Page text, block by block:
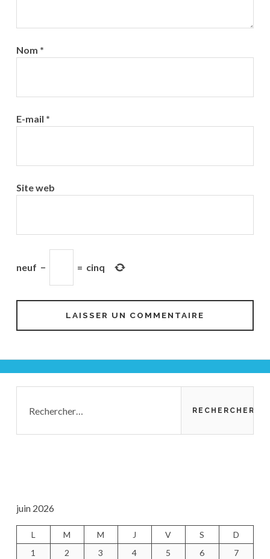
Nom *
E-mail *
Site web
neuf − = cinq
latérale
principale
juin 2026
L M M J V S
D
1
2 3 4 5 6 7